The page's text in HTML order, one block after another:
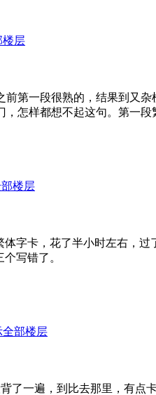
楼层
第一段很熟的，结果到又
怎样都想不起这句。第一
楼层
字卡，花了半小时左右，
写错了。
全部楼层
了一遍，到比去那里，有点